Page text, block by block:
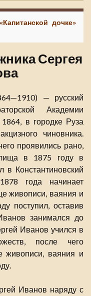
дочке»
Сергея
— русский
Академии
в городке Руза
чиновника.
проявились рано,
в 1875 году в
в Константиновский
года начинает
живописи, ваяния и
поступил, оставив
занимался до
Иванов учился в
после чего
живописи, ваяния и
Иванов наряду с